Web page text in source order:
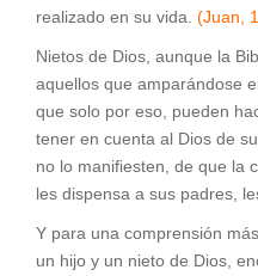
realizado en su vida. (Juan,
Nietos de Dios, aunque la
aquellos que amparándose
que solo por eso, pueden
tener en cuenta al Dios de
no lo manifiesten, de que la
les dispensa a sus padres,
Y para una comprensión
un hijo y un nieto de Dios,